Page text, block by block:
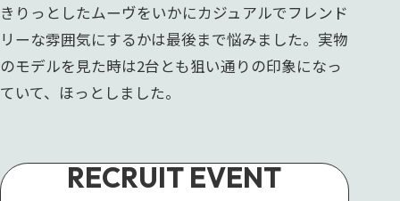
きりっとしたムーヴをいかにカジュアルでフレンド
リーな雰囲気にするかは最後まで悩みました。実物
のモデルを見た時は2台とも狙い通りの印象になっ
ていて、ほっとしました。
RECRUIT EVENT